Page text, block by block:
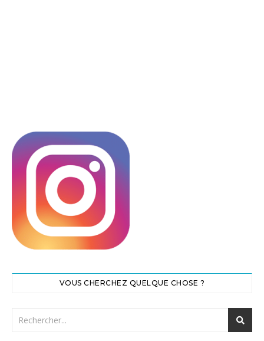
VOUS CHERCHEZ QUELQUE CHOSE ?